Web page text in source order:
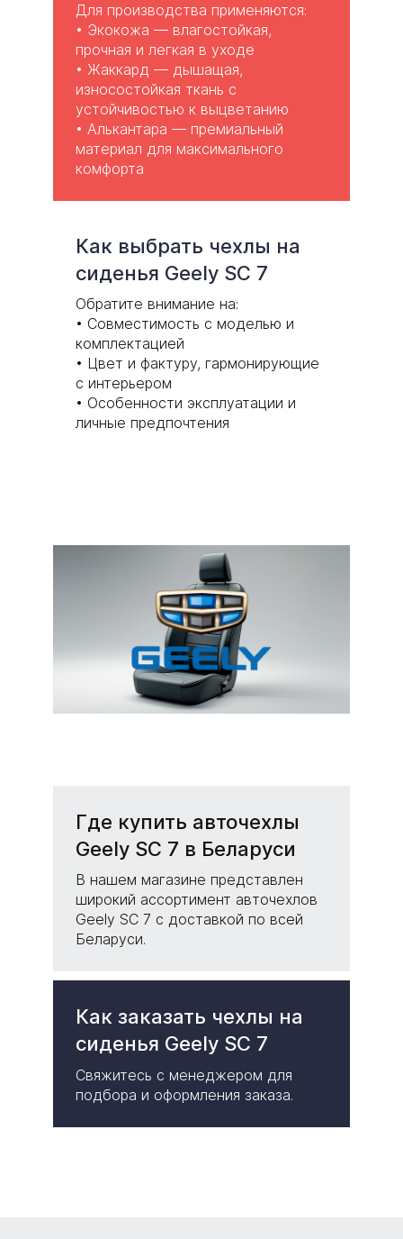
Для производства применяются:
• Экокожа — влагостойкая,
прочная и легкая в уходе
• Жаккард — дышащая,
износостойкая ткань с
устойчивостью к выцветанию
• Алькантара — премиальный
материал для максимального
комфорта
Как выбрать чехлы на
сиденья Geely SC 7
Обратите внимание на:
• Совместимость с моделью и
комплектацией
• Цвет и фактуру, гармонирующие
с интерьером
• Особенности эксплуатации и
личные предпочтения
Чехлы на сиденья
Geely SC 7 (Джили SC
7)
Надежные и стильные
чехлы для Geely SC 7 —
комфорт и защита салона.
Где купить авточехлы
Geely SC 7 в Беларуси
В нашем магазине представлен
широкий ассортимент авточехлов
Geely SC 7 с доставкой по всей
Беларуси.
Как заказать чехлы на
сиденья Geely SC 7
Свяжитесь с менеджером для
подбора и оформления заказа.